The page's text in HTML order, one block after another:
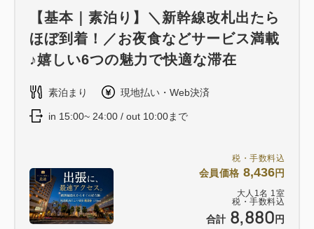
税・手数料込
会員価格 8,436円
大人 1 名 1 室
税・手数料込
合計 8,880 円
【基本｜素泊り】＼新幹線改札出たら
ほぼ到着！／お夜食などサービス満載
♪嬉しい6つの魅力で快適な滞在
素泊まり 現地払い・Web決済
in 15:00~ 24:00 / out 10:00まで